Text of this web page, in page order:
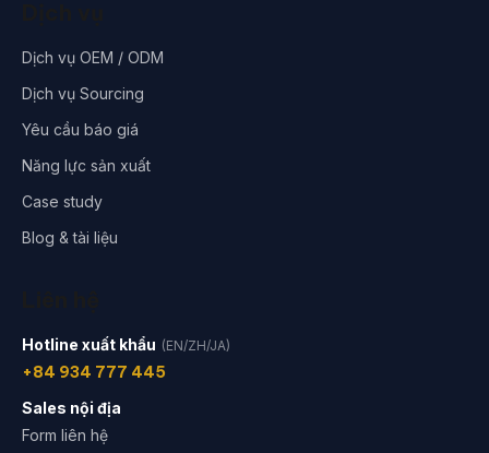
Dịch vụ OEM / ODM
Dịch vụ Sourcing
Yêu cầu báo giá
Năng lực sản xuất
Case study
Blog & tài liệu
Hotline xuất khẩu (EN/ZH/JA)
+84 934 777 445
Sales nội địa
Form liên hệ